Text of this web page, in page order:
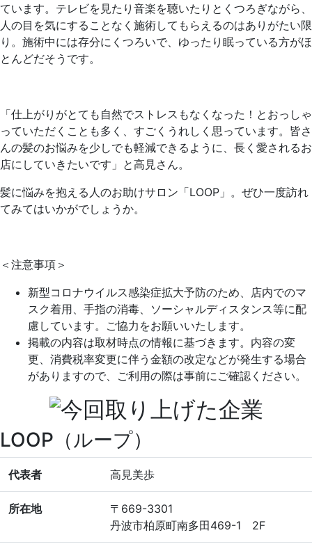
ています。テレビを見たり音楽を聴いたりとくつろぎながら、
人の目を気にすることなく施術してもらえるのはありがたい限
り。施術中には存分にくつろいで、ゆったり眠っている方がほ
とんどだそうです。
「仕上がりがとても自然でストレスもなくなった！とおっしゃ
っていただくことも多く、すごくうれしく思っています。皆さ
んの髪のお悩みを少しでも軽減できるように、長く愛されるお
店にしていきたいです」と高見さん。
髪に悩みを抱える人のお助けサロン「LOOP」。ぜひ一度訪れ
てみてはいかがでしょうか。
＜注意事項＞
新型コロナウイルス感染症拡大予防のため、店内でのマ
スク着用、手指の消毒、ソーシャルディスタンス等に配
慮しています。ご協力をお願いいたします。
掲載の内容は取材時点の情報に基づきます。内容の変
更、消費税率変更に伴う金額の改定などが発生する場合
がありますので、ご利用の際は事前にご確認ください。
LOOP（ループ）
代表者 高見美歩
所在地
〒669-3301
丹波市柏原町南多田469-1 2F